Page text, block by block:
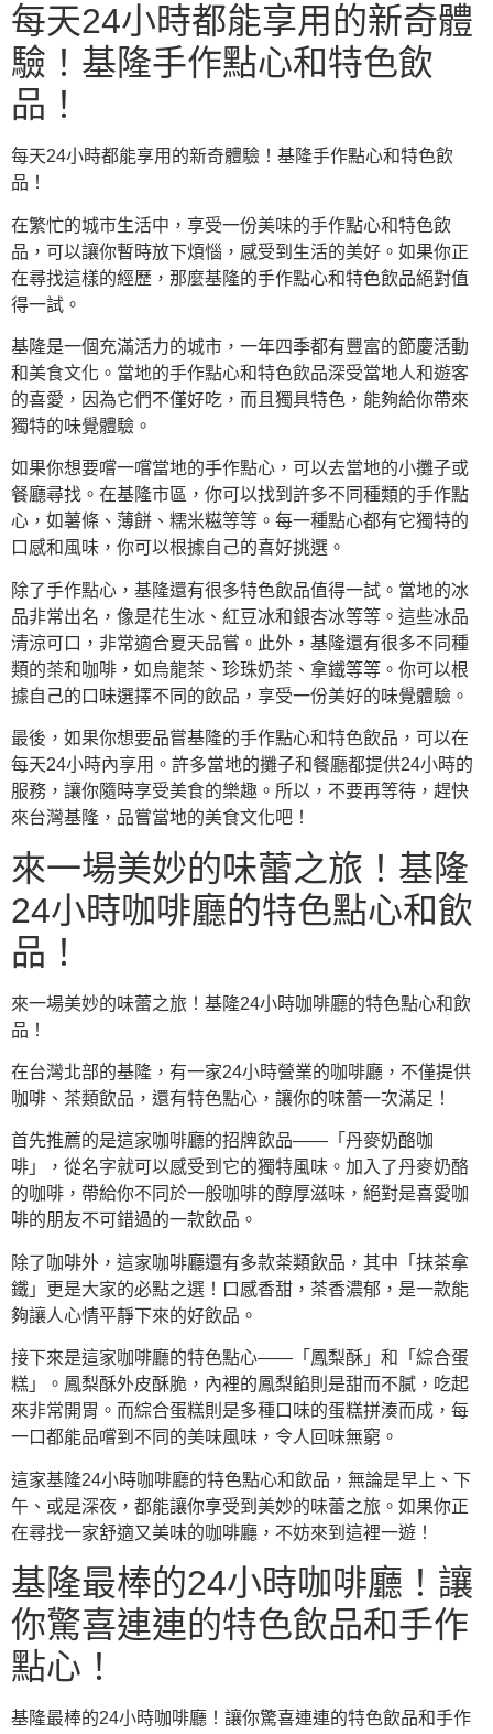
每天24小時都能享用的新奇體
驗！基隆手作點心和特色飲
品！
每天24小時都能享用的新奇體驗！基隆手作點心和特色飲
品！
在繁忙的城市生活中，享受一份美味的手作點心和特色飲
品，可以讓你暫時放下煩惱，感受到生活的美好。如果你正
在尋找這樣的經歷，那麼基隆的手作點心和特色飲品絕對值
得一試。
基隆是一個充滿活力的城市，一年四季都有豐富的節慶活動
和美食文化。當地的手作點心和特色飲品深受當地人和遊客
的喜愛，因為它們不僅好吃，而且獨具特色，能夠給你帶來
獨特的味覺體驗。
如果你想要嚐一嚐當地的手作點心，可以去當地的小攤子或
餐廳尋找。在基隆市區，你可以找到許多不同種類的手作點
心，如薯條、薄餅、糯米糍等等。每一種點心都有它獨特的
口感和風味，你可以根據自己的喜好挑選。
除了手作點心，基隆還有很多特色飲品值得一試。當地的冰
品非常出名，像是花生冰、紅豆冰和銀杏冰等等。這些冰品
清涼可口，非常適合夏天品嘗。此外，基隆還有很多不同種
類的茶和咖啡，如烏龍茶、珍珠奶茶、拿鐵等等。你可以根
據自己的口味選擇不同的飲品，享受一份美好的味覺體驗。
最後，如果你想要品嘗基隆的手作點心和特色飲品，可以在
每天24小時內享用。許多當地的攤子和餐廳都提供24小時的
服務，讓你隨時享受美食的樂趣。所以，不要再等待，趕快
來台灣基隆，品嘗當地的美食文化吧！
來一場美妙的味蕾之旅！基隆
24小時咖啡廳的特色點心和飲
品！
來一場美妙的味蕾之旅！基隆24小時咖啡廳的特色點心和飲
品！
在台灣北部的基隆，有一家24小時營業的咖啡廳，不僅提供
咖啡、茶類飲品，還有特色點心，讓你的味蕾一次滿足！
首先推薦的是這家咖啡廳的招牌飲品——「丹麥奶酪咖
啡」，從名字就可以感受到它的獨特風味。加入了丹麥奶酪
的咖啡，帶給你不同於一般咖啡的醇厚滋味，絕對是喜愛咖
啡的朋友不可錯過的一款飲品。
除了咖啡外，這家咖啡廳還有多款茶類飲品，其中「抹茶拿
鐵」更是大家的必點之選！口感香甜，茶香濃郁，是一款能
夠讓人心情平靜下來的好飲品。
接下來是這家咖啡廳的特色點心——「鳳梨酥」和「綜合蛋
糕」。鳳梨酥外皮酥脆，內裡的鳳梨餡則是甜而不膩，吃起
來非常開胃。而綜合蛋糕則是多種口味的蛋糕拼湊而成，每
一口都能品嚐到不同的美味風味，令人回味無窮。
這家基隆24小時咖啡廳的特色點心和飲品，無論是早上、下
午、或是深夜，都能讓你享受到美妙的味蕾之旅。如果你正
在尋找一家舒適又美味的咖啡廳，不妨來到這裡一遊！
基隆最棒的24小時咖啡廳！讓
你驚喜連連的特色飲品和手作
點心！
基隆最棒的24小時咖啡廳！讓你驚喜連連的特色飲品和手作